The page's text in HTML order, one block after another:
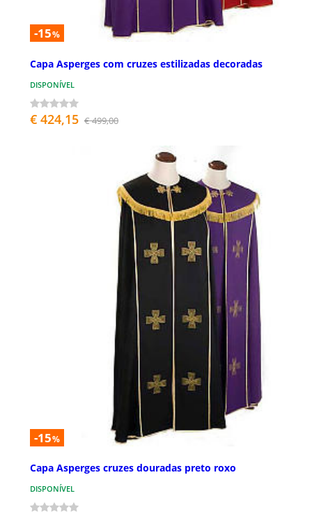
-15%
Capa Asperges com cruzes estilizadas decoradas
DISPONÍVEL
€ 424,15 € 499,00
-15%
Capa Asperges cruzes douradas preto roxo
DISPONÍVEL